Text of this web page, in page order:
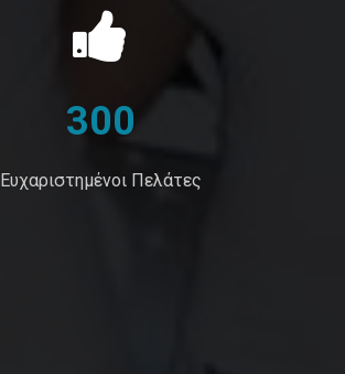
300
Ευχαριστημένοι Πελάτες